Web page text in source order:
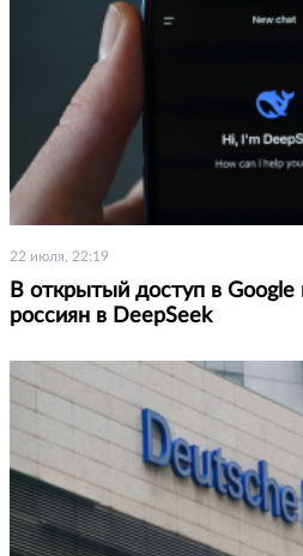
22 июля, 22:19
В открытый доступ в Google
россиян в DeepSeek